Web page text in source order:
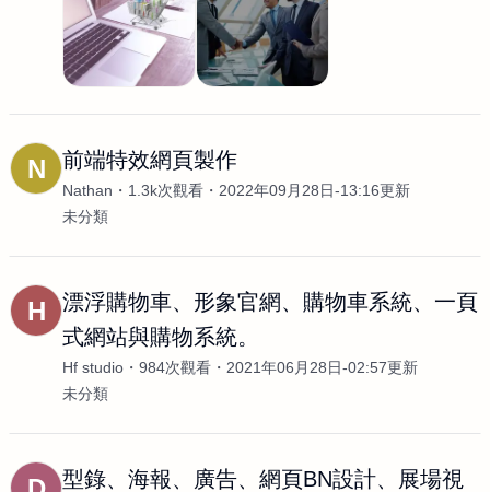
N 前端特效網頁製作
Nathan 1.3k次觀看
2022年09月28日-13:16更新
未分類
H
漂浮購物車、形象官網、購物車系統、一頁
式網站與購物系統。
Hf studio 984次觀看
2021年06月28日-02:57更新
未分類
型錄、海報、廣告、網頁BN設計、展場視